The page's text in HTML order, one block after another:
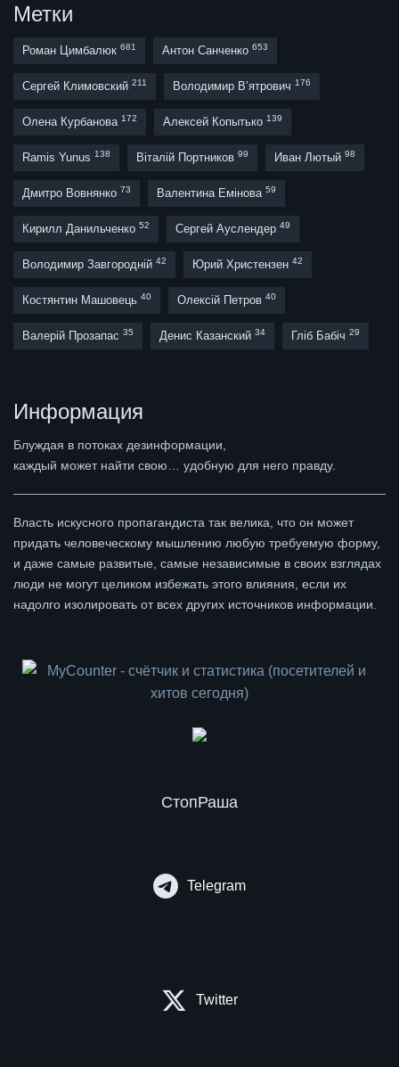
Метки
Роман Цимбалюк 681 Антон Санченко 653
Сергей Климовский 211 Володимир В’ятрович 176
Олена Курбанова 172 Алексей Копытько 139
Ramis Yunus 138 Віталій Портников 99 Иван Лютый 98
Дмитро Вовнянко 73 Валентина Емінова 59
Кирилл Данильченко 52 Сергей Ауслендер 49
Володимир Завгородній 42 Юрий Христензен 42
Костянтин Машовець 40 Олексій Петров 40
Валерій Прозапас 35 Денис Казанский 34 Гліб Бабіч 29
Информация
Блуждая в потоках дезинформации,
каждый может найти свою… удобную для него правду.
Власть искусного пропагандиста так велика, что он может
придать человеческому мышлению любую требуемую форму,
и даже самые развитые, самые независимые в своих взглядах
люди не могут целиком избежать этого влияния, если их
надолго изолировать от всех других источников информации.
СтопРаша
Telegram
Twitter